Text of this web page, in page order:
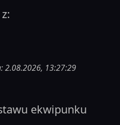
2.08.2026, 13:27:29
ekwipunku